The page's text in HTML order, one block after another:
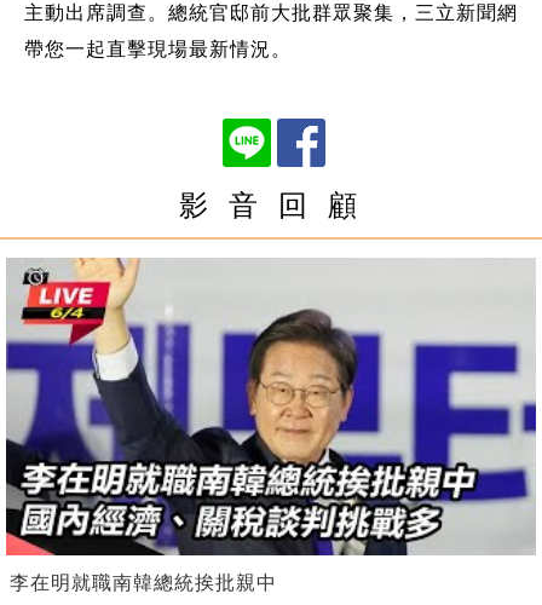
主動出席調查。總統官邸前大批群眾聚集，三立新聞網
帶您一起直擊現場最新情況。
影 音 回 顧
李在明就職南韓總統挨批親中